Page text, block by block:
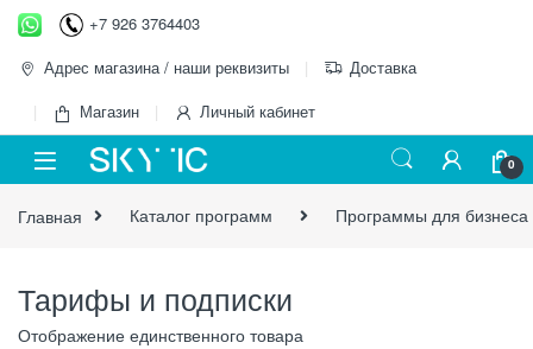
Перейти к навигации
перейти к содержанию
+7 926 3764403
Адрес магазина / наши реквизиты
Доставка
Магазин
Личный кабинет
0
Главная Каталог программ Программы для бизнеса
Тарифы и подписки
Отображение единственного товара